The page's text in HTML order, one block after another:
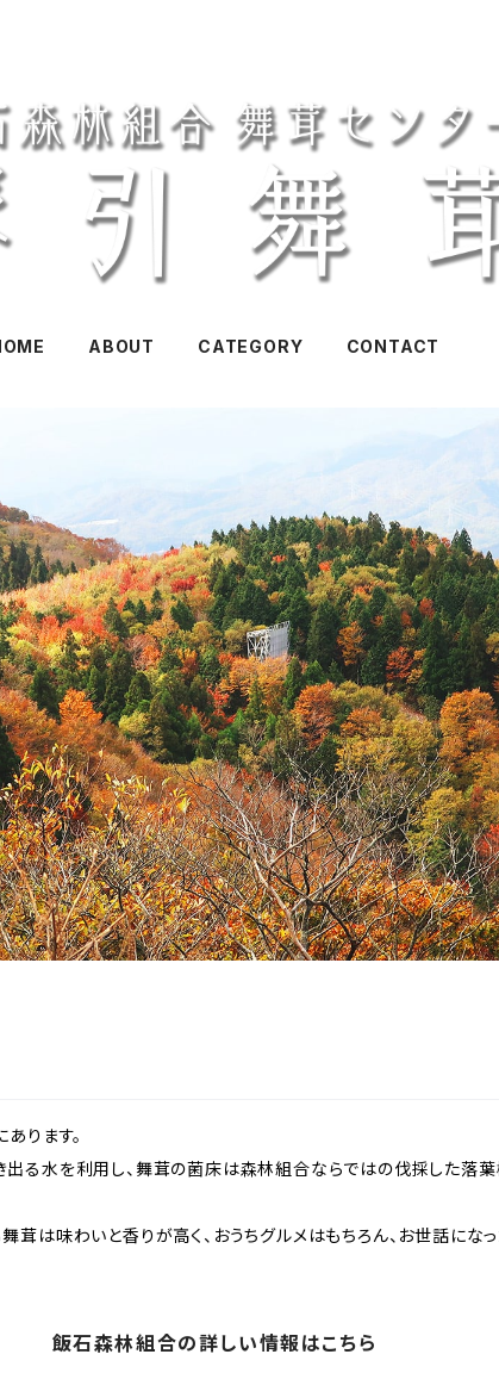
ABOUT CATEGORY CONTACT
ります。
る水を利用し、舞茸の菌床は森林組合ならではの伐採した落葉
は味わいと香りが高く、おうちグルメはもちろん、お世話にな
飯石森林組合の詳しい情報はこちら